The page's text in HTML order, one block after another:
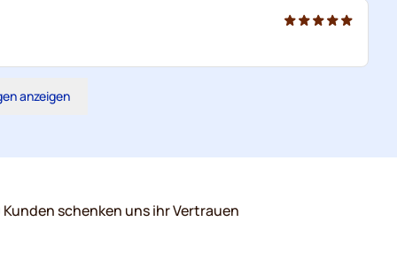
anzeigen
schenken uns ihr Vertrauen